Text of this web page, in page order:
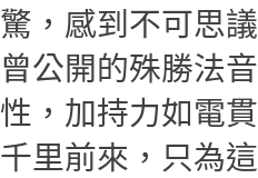
驚，感到不可思
曾公開的殊勝法
性，加持力如電
千里前來，只為